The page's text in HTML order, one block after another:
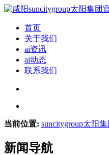
首页
关于我们
ai资讯
ai动态
联系我们
当前位置: suncitygroup太阳
新闻导航